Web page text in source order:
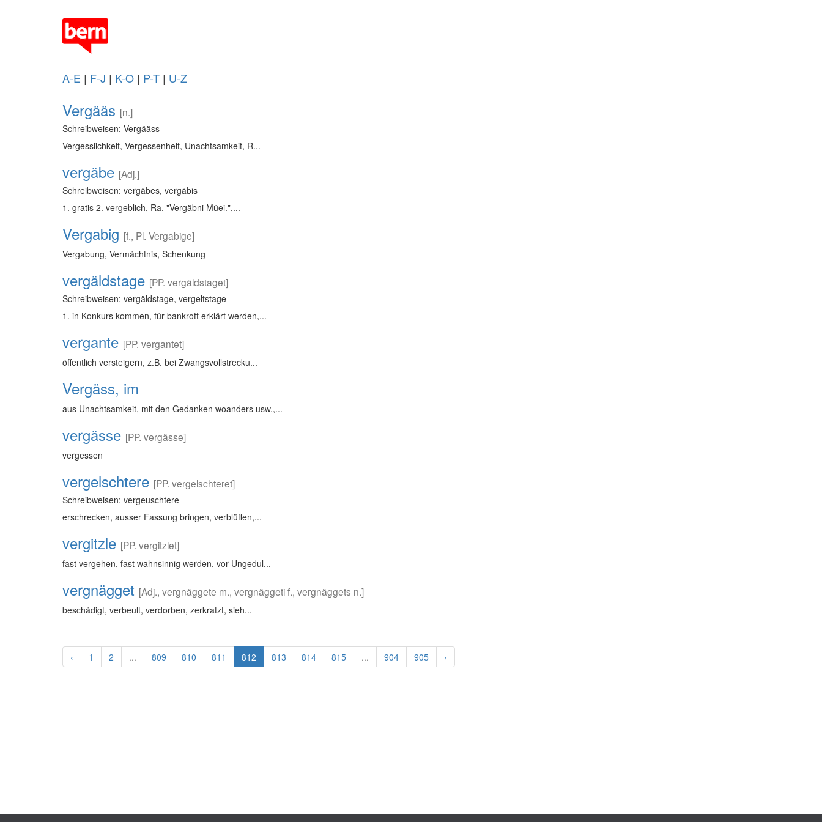
A-E | F-J | K-O | P-T | U-Z
Vergääs [n.]
Schreibweisen: Vergääss
Vergesslichkeit, Vergessenheit, Unachtsamkeit, R...
vergäbe [Adj.]
Schreibweisen: vergäbes, vergäbis
1. gratis 2. vergeblich, Ra. "Vergäbni Müei.",...
Vergabig [f., Pl. Vergabige]
Vergabung, Vermächtnis, Schenkung
vergäldstage [PP. vergäldstaget]
Schreibweisen: vergäldstage, vergeltstage
1. in Konkurs kommen, für bankrott erklärt werden,...
vergante [PP. vergantet]
öffentlich versteigern, z.B. bei Zwangsvollstrecku...
Vergäss, im
aus Unachtsamkeit, mit den Gedanken woanders usw.,...
vergässe [PP. vergässe]
vergessen
vergelschtere [PP. vergelschteret]
Schreibweisen: vergeuschtere
erschrecken, ausser Fassung bringen, verblüffen,...
vergitzle [PP. vergitzlet]
fast vergehen, fast wahnsinnig werden, vor Ungedul...
vergnägget [Adj., vergnäggete m., vergnäggeti f., vergnäggets n.]
beschädigt, verbeult, verdorben, zerkratzt, sieh...
‹ 1 2 ... 809 810 811 812 813 814 815 ... 904 905 ›